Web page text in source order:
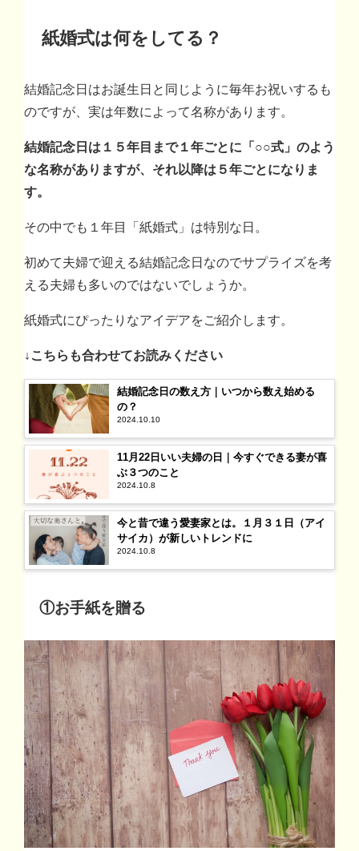
紙婚式は何をしてる？
結婚記念日はお誕生日と同じように毎年お祝いするも
のですが、実は年数によって名称があります。
結婚記念日は１５年目まで１年ごとに「○○式」のよう
な名称がありますが、それ以降は５年ごとになりま
す。
その中でも１年目「紙婚式」は特別な日。
初めて夫婦で迎える結婚記念日なのでサプライズを考
える夫婦も多いのではないでしょうか。
紙婚式にぴったりなアイデアをご紹介します。
↓こちらも合わせてお読みください
結婚記念日の数え方｜いつから数え始める
の？
2024.10.10
11月22日いい夫婦の日｜今すぐできる妻が喜
ぶ３つのこと
2024.10.8
今と昔で違う愛妻家とは。１月３１日（アイ
サイカ）が新しいトレンドに
2024.10.8
①お手紙を贈る